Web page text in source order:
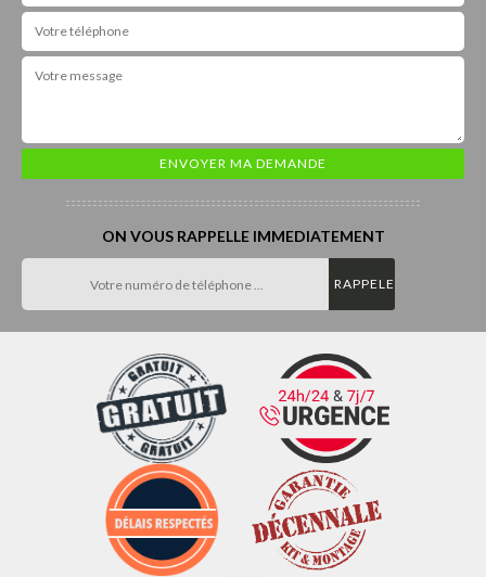
ON VOUS RAPPELLE IMMEDIATEMENT